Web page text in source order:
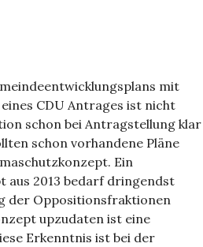
mit
CDU Antrages ist nicht
schon bei Antragstellung klar
schon vorhandene Pläne
Ein
aus 2013 bedarf dringendst
der Oppositionsfraktionen
upzudaten ist eine
Erkenntnis ist bei der